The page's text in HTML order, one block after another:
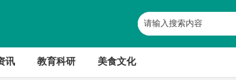
讯 教育科研 美食文化